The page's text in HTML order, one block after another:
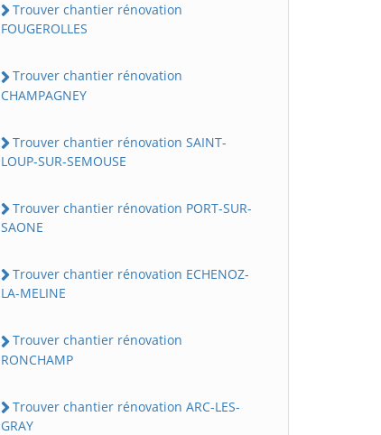
Trouver chantier rénovation
FOUGEROLLES
Trouver chantier rénovation
CHAMPAGNEY
Trouver chantier rénovation SAINT-
LOUP-SUR-SEMOUSE
Trouver chantier rénovation PORT-SUR-
SAONE
Trouver chantier rénovation ECHENOZ-
LA-MELINE
Trouver chantier rénovation
RONCHAMP
Trouver chantier rénovation ARC-LES-
GRAY